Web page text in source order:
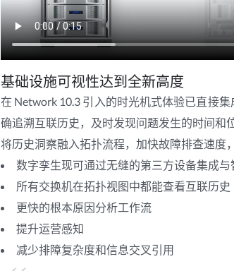
基础设施可视性达到全新高度
在 Network 10.3 引入的时光机式体验已直接
确追溯互联历史，及时发现问题发生的时间和位
将历史洞察融入拓扑流程，加快故障排查速度
数字孪生现可通过无缝的第三方设备集成
所有交换机在拓扑视图中都能查看互联历史
更快的根本原因分析工作流
提升运营感知
减少排障复杂度和信息交叉引用